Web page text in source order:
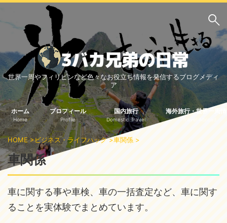
サイト内検索
3バカ兄弟のブログ
三男：増田っちのブロ
グ
次男：タクジのブログ
長男：Yoshiのブログ
ビジネス・ライフハック
車関係
生活の知恵
国内旅行
中部
中国・四国
世界一周やフィリピンなど色々なお役立ち情報を発信するブログメディ
ア
ホーム
Home
プロフィール
Profile
国内旅行
Domestic Travel
海外旅行・世界一周
HOME>ビジネス・ライフハック >車関係 >
車関係
車に関する事や車検、車の一括査定など、車に関す
ることを実体験でまとめています。